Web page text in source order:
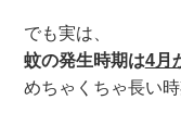
でも実は、
蚊の発生時期は4月
めちゃくちゃ長い